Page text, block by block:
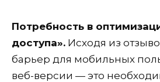
Потребность в
доступа». Исходя из
барьер для мобильных
веб-версии — это